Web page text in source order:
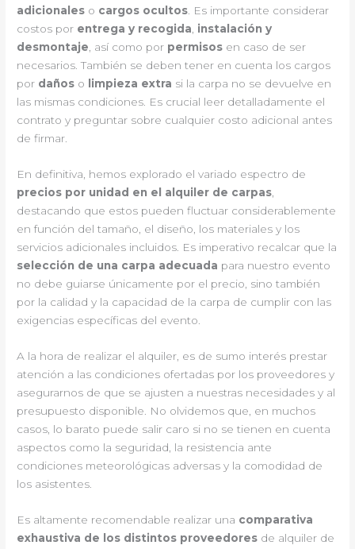
adicionales o cargos ocultos. Es importante considerar
costos por entrega y recogida, instalación y
desmontaje, así como por permisos en caso de ser
necesarios. También se deben tener en cuenta los cargos
por daños o limpieza extra si la carpa no se devuelve en
las mismas condiciones. Es crucial leer detalladamente el
contrato y preguntar sobre cualquier costo adicional antes
de firmar.
En definitiva, hemos explorado el variado espectro de
precios por unidad en el alquiler de carpas,
destacando que estos pueden fluctuar considerablemente
en función del tamaño, el diseño, los materiales y los
servicios adicionales incluidos. Es imperativo recalcar que la
selección de una carpa adecuada para nuestro evento
no debe guiarse únicamente por el precio, sino también
por la calidad y la capacidad de la carpa de cumplir con las
exigencias específicas del evento.
A la hora de realizar el alquiler, es de sumo interés prestar
atención a las condiciones ofertadas por los proveedores y
asegurarnos de que se ajusten a nuestras necesidades y al
presupuesto disponible. No olvidemos que, en muchos
casos, lo barato puede salir caro si no se tienen en cuenta
aspectos como la seguridad, la resistencia ante
condiciones meteorológicas adversas y la comodidad de
los asistentes.
Es altamente recomendable realizar una comparativa
exhaustiva de los distintos proveedores de alquiler de